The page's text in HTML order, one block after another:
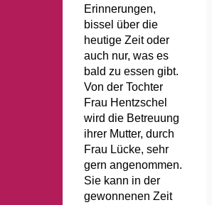
Erinnerungen,
bissel über die
heutige Zeit oder
auch nur, was es
bald zu essen gibt.
Von der Tochter
Frau Hentzschel
wird die Betreuung
ihrer Mutter, durch
Frau Lücke, sehr
gern angenommen.
Sie kann in der
gewonnenen Zeit